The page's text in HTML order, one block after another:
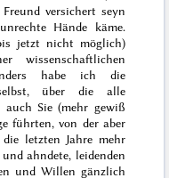
versichert seyn
Hände käme.
jetzt nicht möglich)
wissenschaftlichen
habe ich die
über die alle
auch Sie (mehr gewiß
führten, von der aber
letzten Jahre mehr
ahndete, leidenden
und Willen gänzlich